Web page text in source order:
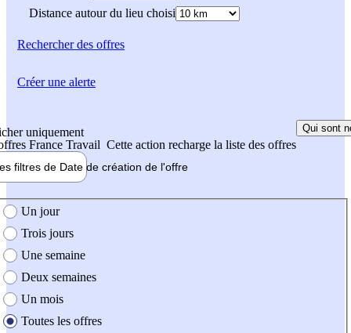
Distance autour du lieu choisi
Rechercherdes offres
uniquement
France Travail Cette action recharge la liste des offres
Qui sont
filtres de Date de création de l'offre
création de l'offre
Un jour
Trois jours
Une semaine
Deux semaines
Un mois
Toutes les offres
Créer une alerte